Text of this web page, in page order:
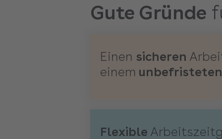
Gute Gründe
Einen sicheren
einem unbefristeten
Flexible